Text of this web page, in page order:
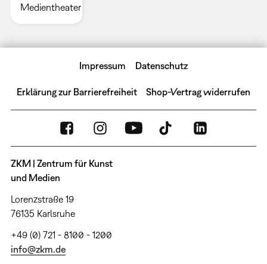
Medientheater
Impressum Datenschutz
Erklärung zur Barrierefreiheit Shop-Vertrag widerrufen
ZKM | Zentrum für Kunst
und Medien
Lorenzstraße 19
76135 Karlsruhe
+49 (0) 721 - 8100 - 1200
info@zkm.de